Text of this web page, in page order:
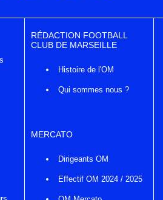
RÉDACTION FOOTBALL
CLUB DE MARSEILLE
Histoire de l'OM
Qui sommes nous ?
MERCATO
Dirigeants OM
Effectif OM 2024 / 2025